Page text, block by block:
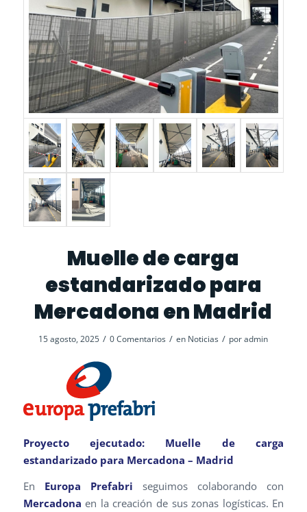
Muelle de carga
estandarizado para
Mercadona en Madrid
15 agosto, 2025 / 0 Comentarios / en Noticias / poradmin
Proyecto ejecutado: Muelle de carga
estandarizado para Mercadona – Madrid
En Europa Prefabri seguimos colaborando con
Mercadona en la creación de sus zonas logísticas. En